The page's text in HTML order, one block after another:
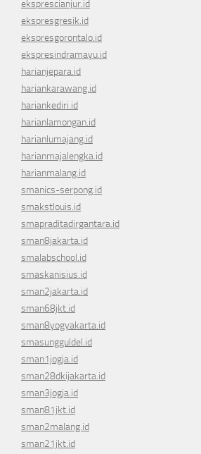
eksprescianjur.id
ekspresgresik.id
ekspresgorontalo.id
ekspresindramayu.id
harianjepara.id
hariankarawang.id
hariankediri.id
harianlamongan.id
harianlumajang.id
harianmajalengka.id
harianmalang.id
smanics-serpong.id
smakstlouis.id
smapraditadirgantara.id
sman8jakarta.id
smalabschool.id
smaskanisius.id
sman2jakarta.id
sman68jkt.id
sman8yogyakarta.id
smasungguldel.id
sman1jogja.id
sman28dkijakarta.id
sman3jogja.id
sman81jkt.id
sman2malang.id
sman21jkt.id